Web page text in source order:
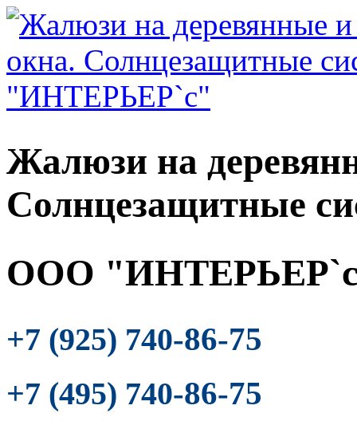
Жалюзи на
Солнцезащитные
ООО
+7 (925) 740-86-75
+7 (495) 740-86-75